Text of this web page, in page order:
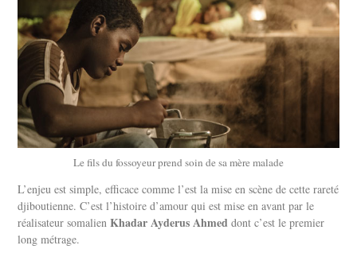
Le fils du fossoyeur prend soin de sa mère malade
L’enjeu est simple, efficace comme l’est la mise en scène de cette rareté
djiboutienne. C’est l’histoire d’amour qui est mise en avant par le
réalisateur somalienKhadar Ayderus Ahmed dont c’est le premier
long métrage.